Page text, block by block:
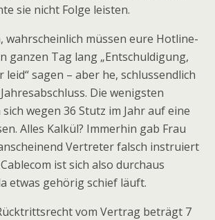
sie nicht Folge leisten.
wahrscheinlich müssen eure Hotline-
ganzen Tag lang „Entschuldigung,
sagen – aber he, schlussendlich
Die wenigsten
wegen 36 Stutz im Jahr auf eine
Alles Kalkül? Immerhin gab Frau
Vertreter falsch instruiert
ist sich also durchaus
etwas gehörig schief läuft.
vom Vertrag beträgt 7